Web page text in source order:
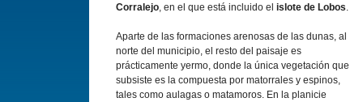
Corralejo, en el que está incluido el islote de Lobos.
Aparte de las formaciones arenosas de las dunas, al
norte del municipio, el resto del paisaje es
prácticamente yermo, donde la única vegetación que
subsiste es la compuesta por matorrales y espinos,
tales como aulagas o matamoros. En la planicie